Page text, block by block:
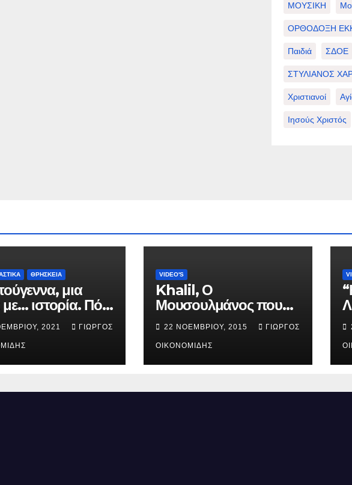
ΜΟΥΣΙΚΗ
ΟΡΘΟΔΟΞΗ
Παιδιά ΣΔΟΕ
ΣΤΥΛΙΑΝΟΣ
Χριστιανοί
Ιησούς Χριστός
ΘΡΗΣΚΕΙΑ
μια
ιστορία. Πότε
ο Ιησούς
(Βίντεο).
2021 ΓΙΏΡΓΟΣ
VIDEO'S
Khalil, Ο
Μουσουλμάνος που
έγινε Χριστιανός.
22 ΝΟΕΜΒΡΊΟΥ, 2015 ΓΙΏΡΓΟΣ
ΟΙΚΟΝΟΜΊΔΗΣ